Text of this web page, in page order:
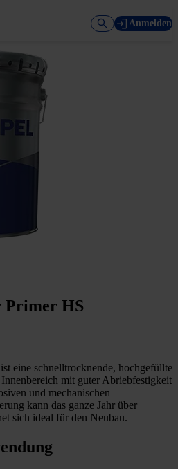
Anmelden
Primer HS
eine schnelltrocknende, hochgefüllte
mit guter Abriebfestigkeit
und mechanischen
kann das ganze Jahr über
sich ideal für den Neubau.